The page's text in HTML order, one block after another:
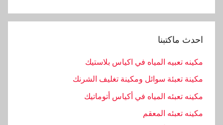
ب
ل
ن
د
ن
احدث ماكتبنا
مكينه تعبيه المياه في اكياس بلاستيك
مكينة تعبئة سوائل ومكينة تغليف الشرنك
مكينه تعبئه المياه في أكياس أتوماتيك
مكينه تعبئه المعقم